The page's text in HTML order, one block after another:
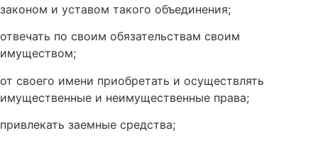
законом и уставом такого объединения;
отвечать по своим обязательствам своим
имуществом;
от своего имени приобретать и осуществлять
имущественные и неимущественные права;
привлекать заемные средства;